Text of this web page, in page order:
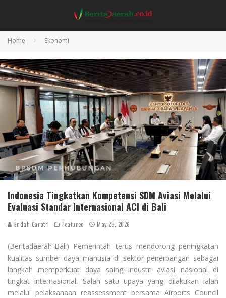
Home Ekonomi
Indonesia Tingkatkan Kompetensi SDM Aviasi Melalui
Evaluasi Standar Internasional ACI di Bali
Endah Caratri Featured May 25, 2026
(Beritadaerah-Bali) Pemerintah terus mendorong peningkatan
kualitas sumber daya manusia di sektor penerbangan sebagai
langkah memperkuat daya saing industri aviasi nasional di
tingkat internasional. Salah satu upaya yang dilakukan ialah
melalui pelaksanaan reassessment bersama Airports Council